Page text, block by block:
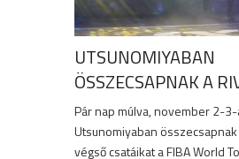
UTSUNOMIYABAN
ÖSSZECSAPNAK A
Pár nap múlva, november 2-
Utsunomiyaban
végső csatáikat a FIBA World